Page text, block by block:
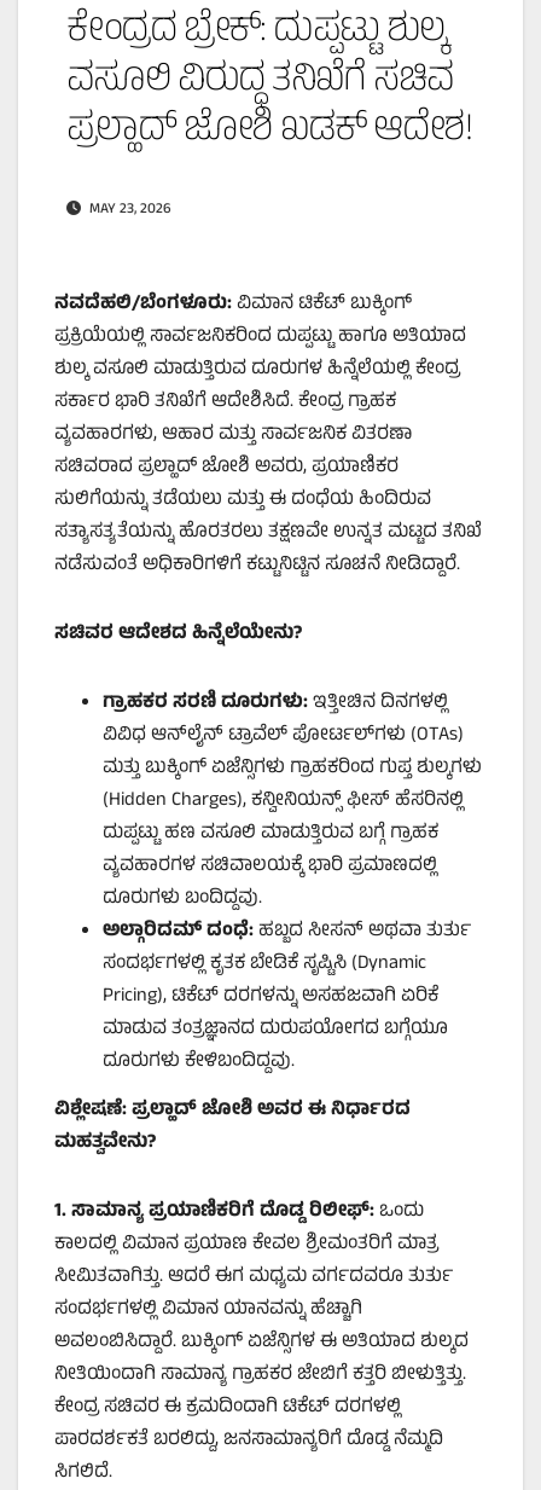
ಕೇಂದ್ರದ ಬ್ರೇಕ್: ದುಪ್ಪಟ್ಟು ಶುಲ್ಕ
ವಸೂಲಿ ವಿರುದ್ಧ ತನಿಖೆಗೆ ಸಚಿವ
ಪ್ರಲ್ಹಾದ್ ಜೋಶಿ ಖಡಕ್ ಆದೇಶ!
MAY 23, 2026
ನವದೆಹಲಿ/ಬೆಂಗಳೂರು:ವಿಮಾನ ಟಿಕೆಟ್ ಬುಕ್ಕಿಂಗ್
ಪ್ರಕ್ರಿಯೆಯಲ್ಲಿ ಸಾರ್ವಜನಿಕರಿಂದ ದುಪ್ಪಟ್ಟು ಹಾಗೂ ಅತಿಯಾದ
ಶುಲ್ಕ ವಸೂಲಿ ಮಾಡುತ್ತಿರುವ ದೂರುಗಳ ಹಿನ್ನೆಲೆಯಲ್ಲಿ ಕೇಂದ್ರ
ಸರ್ಕಾರ ಭಾರಿ ತನಿಖೆಗೆ ಆದೇಶಿಸಿದೆ. ಕೇಂದ್ರ ಗ್ರಾಹಕ
ವ್ಯವಹಾರಗಳು, ಆಹಾರ ಮತ್ತು ಸಾರ್ವಜನಿಕ ವಿತರಣಾ
ಸಚಿವರಾದ ಪ್ರಲ್ಹಾದ್ ಜೋಶಿ ಅವರು, ಪ್ರಯಾಣಿಕರ
ಸುಲಿಗೆಯನ್ನು ತಡೆಯಲು ಮತ್ತು ಈ ದಂಧೆಯ ಹಿಂದಿರುವ
ಸತ್ಯಾಸತ್ಯತೆಯನ್ನು ಹೊರತರಲು ತಕ್ಷಣವೇ ಉನ್ನತ ಮಟ್ಟದ ತನಿಖೆ
ನಡೆಸುವಂತೆ ಅಧಿಕಾರಿಗಳಿಗೆ ಕಟ್ಟುನಿಟ್ಟಿನ ಸೂಚನೆ ನೀಡಿದ್ದಾರೆ.
ಸಚಿವರ ಆದೇಶದ ಹಿನ್ನೆಲೆಯೇನು?
ಗ್ರಾಹಕರ ಸರಣಿ ದೂರುಗಳು:ಇತ್ತೀಚಿನ ದಿನಗಳಲ್ಲಿ
ವಿವಿಧ ಆನ್‌ಲೈನ್ ಟ್ರಾವೆಲ್ ಪೋರ್ಟಲ್‌ಗಳು (OTAs)
ಮತ್ತು ಬುಕ್ಕಿಂಗ್ ಏಜೆನ್ಸಿಗಳು ಗ್ರಾಹಕರಿಂದ ಗುಪ್ತ ಶುಲ್ಕಗಳು
(Hidden Charges), ಕನ್ವೀನಿಯನ್ಸ್ ಫೀಸ್ ಹೆಸರಿನಲ್ಲಿ
ದುಪ್ಪಟ್ಟು ಹಣ ವಸೂಲಿ ಮಾಡುತ್ತಿರುವ ಬಗ್ಗೆ ಗ್ರಾಹಕ
ವ್ಯವಹಾರಗಳ ಸಚಿವಾಲಯಕ್ಕೆ ಭಾರಿ ಪ್ರಮಾಣದಲ್ಲಿ
ದೂರುಗಳು ಬಂದಿದ್ದವು.
ಅಲ್ಗಾರಿದಮ್ ದಂಧೆ:ಹಬ್ಬದ ಸೀಸನ್ ಅಥವಾ ತುರ್ತು
ಸಂದರ್ಭಗಳಲ್ಲಿ ಕೃತಕ ಬೇಡಿಕೆ ಸೃಷ್ಟಿಸಿ (Dynamic
Pricing), ಟಿಕೆಟ್ ದರಗಳನ್ನು ಅಸಹಜವಾಗಿ ಏರಿಕೆ
ಮಾಡುವ ತಂತ್ರಜ್ಞಾನದ ದುರುಪಯೋಗದ ಬಗ್ಗೆಯೂ
ದೂರುಗಳು ಕೇಳಿಬಂದಿದ್ದವು.
ವಿಶ್ಲೇಷಣೆ: ಪ್ರಲ್ಹಾದ್ ಜೋಶಿ ಅವರ ಈ ನಿರ್ಧಾರದ
ಮಹತ್ವವೇನು?
1.ಸಾಮಾನ್ಯ ಪ್ರಯಾಣಿಕರಿಗೆ ದೊಡ್ಡ ರಿಲೀಫ್:ಒಂದು
ಕಾಲದಲ್ಲಿ ವಿಮಾನ ಪ್ರಯಾಣ ಕೇವಲ ಶ್ರೀಮಂತರಿಗೆ ಮಾತ್ರ
ಸೀಮಿತವಾಗಿತ್ತು. ಆದರೆ ಈಗ ಮಧ್ಯಮ ವರ್ಗದವರೂ ತುರ್ತು
ಸಂದರ್ಭಗಳಲ್ಲಿ ವಿಮಾನ ಯಾನವನ್ನು ಹೆಚ್ಚಾಗಿ
ಅವಲಂಬಿಸಿದ್ದಾರೆ. ಬುಕ್ಕಿಂಗ್ ಏಜೆನ್ಸಿಗಳ ಈ ಅತಿಯಾದ ಶುಲ್ಕದ
ನೀತಿಯಿಂದಾಗಿ ಸಾಮಾನ್ಯ ಗ್ರಾಹಕರ ಜೇಬಿಗೆ ಕತ್ತರಿ ಬೀಳುತ್ತಿತ್ತು.
ಕೇಂದ್ರ ಸಚಿವರ ಈ ಕ್ರಮದಿಂದಾಗಿ ಟಿಕೆಟ್ ದರಗಳಲ್ಲಿ
ಪಾರದರ್ಶಕತೆ ಬರಲಿದ್ದು, ಜನಸಾಮಾನ್ಯರಿಗೆ ದೊಡ್ಡ ನೆಮ್ಮದಿ
ಸಿಗಲಿದೆ.